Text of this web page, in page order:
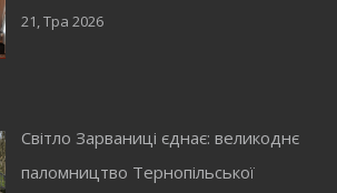
21, Тра 2026
Світло Зарваниці єднає: великоднє
паломництво Тернопільської